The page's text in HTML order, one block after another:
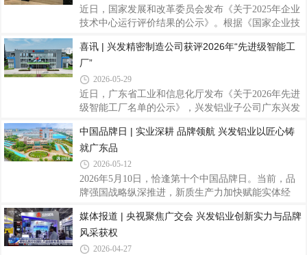
近日，国家发展和改革委员会发布《关于2025年企业
技术中心运行评价结果的公示》。根据《国家企业技
发铝业有限公司（以下简称“兴发铝业”）企业技术中
心成功通过本次运行评价，标志着公司国家级研发平
台建设、科技创新综合实力再获国家权威认可。深耕
铝型材制造领域四十余年，兴发铝业始终坚持科创驱
动发展，以国家企业技术中心为创新枢纽，持续完善
型材新材料、新工艺、轻量化等领域关键核心技术攻
关。依托平台研发，公司累计牵头、参与编
喜讯 | 兴发精密制造公司获评2026年“先进级智能工
厂”
2026-05-29
近日，广东省工业和信息化厅发布《关于2026年先进
级智能工厂名单的公示》，兴发铝业子公司广东兴发
凭借在智能制造领域的卓越实践与突出成效，成功获
评广东省先进级智能工厂。这是继获评“佛山市数字
化智能化示范工厂”后，公司在智能制造领域获得的
又一重要荣誉。据悉，本次评选依据工信部等六部委
联合印发的《智能工厂梯度培育管理办法（暂行）》
级四个层级。“先进级智能工厂”要求企业聚焦数字化
转型与网络化协同，实现生产经营数据互
中国品牌日 | 实业深耕 品牌领航 兴发铝业以匠心铸
就广东品
2026-05-12
2026年5月10日，恰逢第十个中国品牌日。当前，品
牌强国战略纵深推进，新质生产力加快赋能实体经
与创新中，不断夯实发展根基，提升品牌价值。扎根
南粤沃土，躬耕铝业赛道四十余载，兴发铝业始终以
精益求精的产品品质、持续突破的科技实力、胸怀世
媒体报道 | 央视聚焦广交会 兴发铝业创新实力与品牌
风采获权
2026-04-27